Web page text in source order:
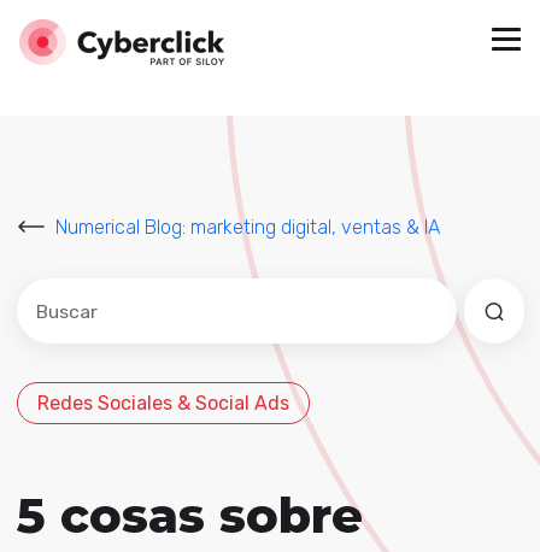
Numerical Blog: marketing digital, ventas & IA
Este es un campo de búsqueda con una función de
No hay sugerencias porque el campo de
Redes Sociales & Social Ads
5 cosas sobre